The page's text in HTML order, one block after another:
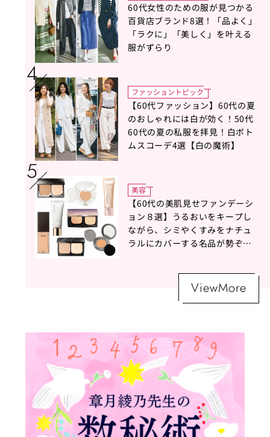
60代女性のための服が見つかる
百貨店ブランド8選！「品よく」
「ラクに」「美しく」を叶える
服がずらり
ファッショントピック
【60代ファッション】60代の夏
のおしゃれには白が効く！50代
60代の夏の私服を拝見！白ボト
ムスコーデ4選【白の魔術】
美容
【60代の美肌見せファンデーシ
ョン８選】うるおいをキープし
ながら、シミやくすみをナチュ
ラルにカバーする名品が勢ぞろ
ViewMore